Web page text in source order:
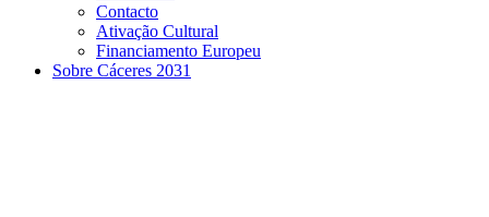
Contacto
Ativação Cultural
Financiamento Europeu
Sobre Cáceres 2031